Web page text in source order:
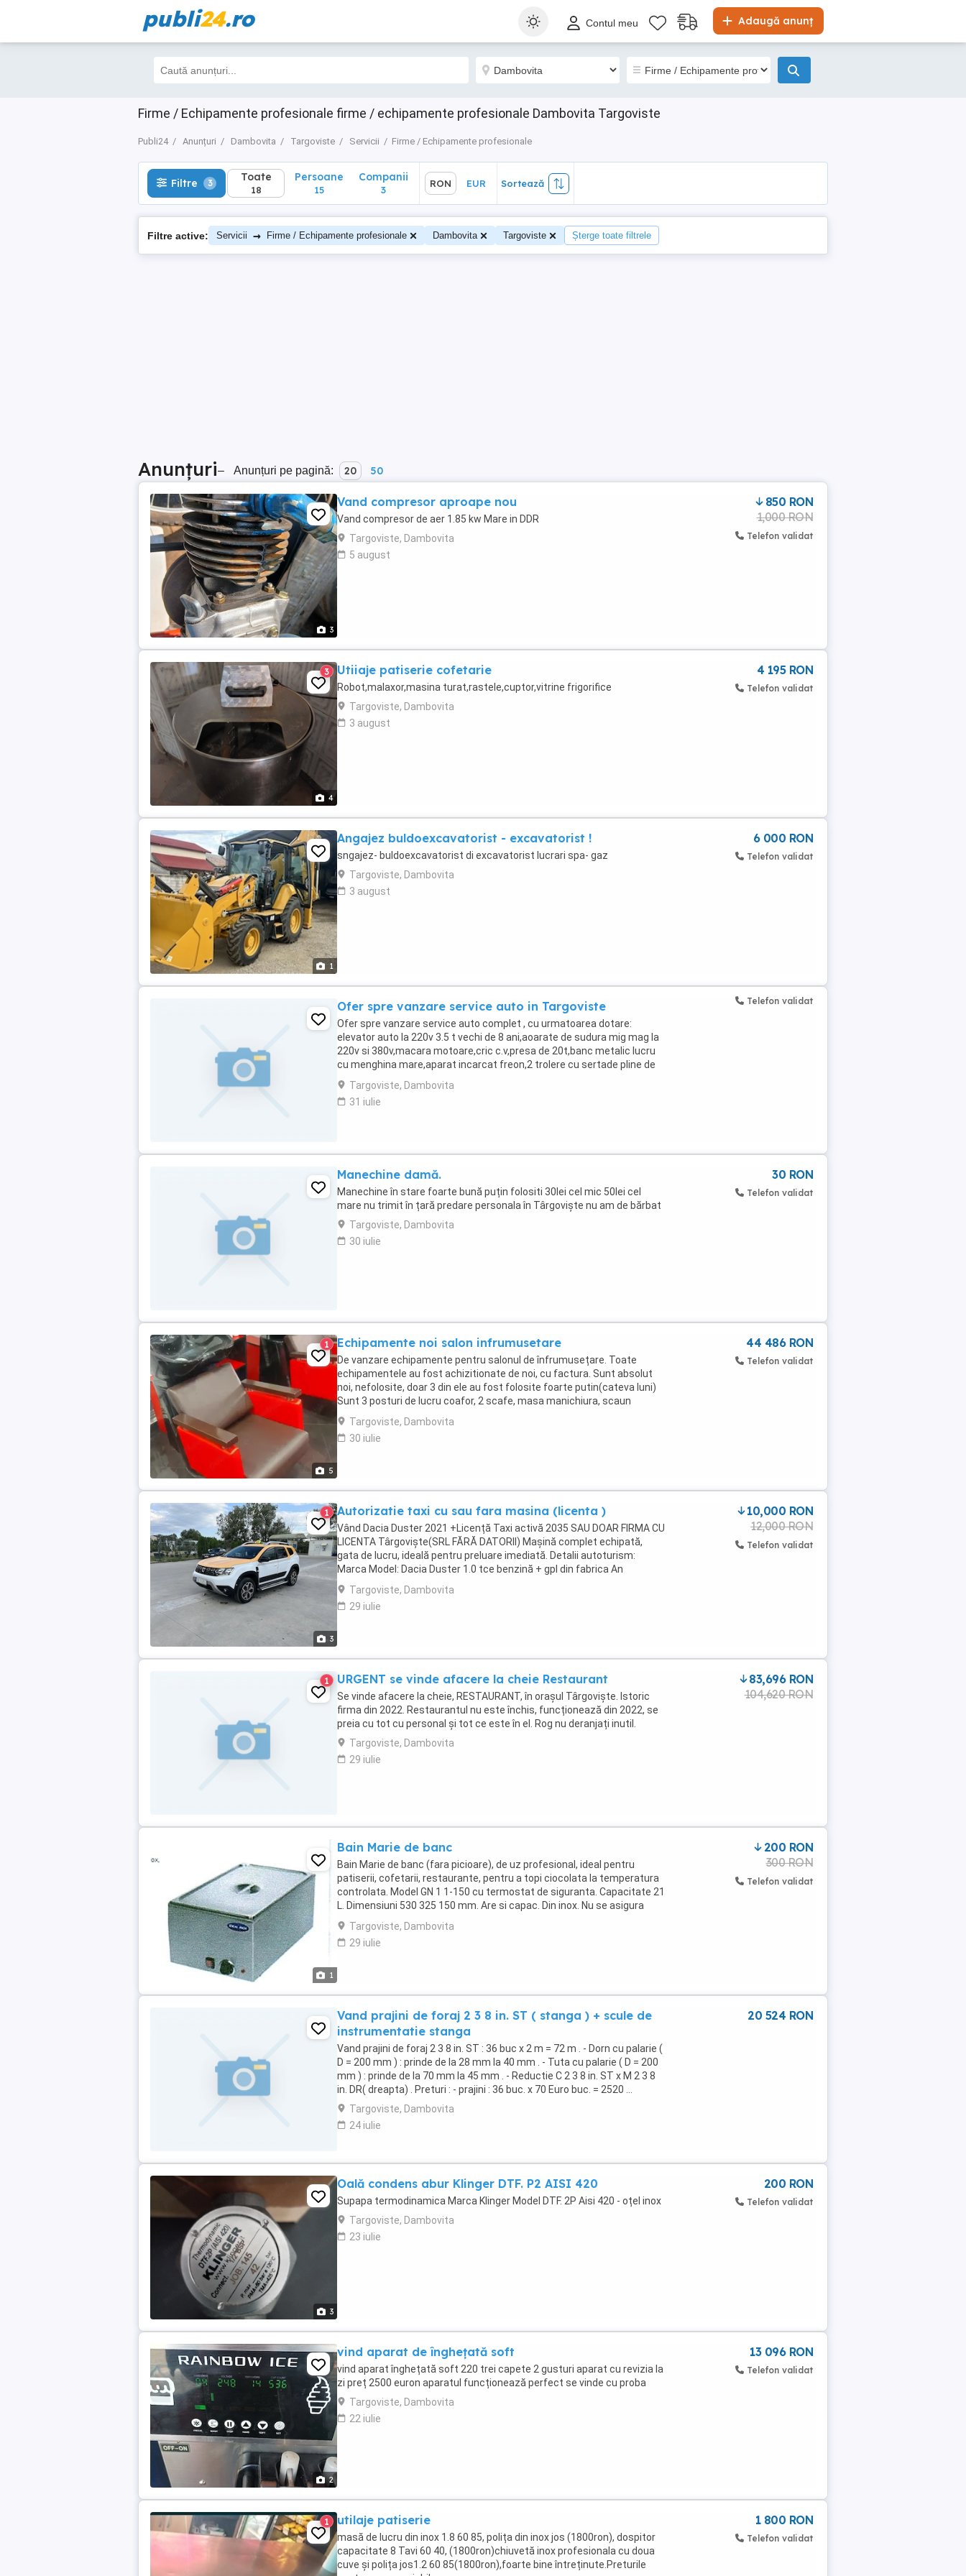
publi24.ro Adaugă anunț
Contul meu
Firme / Echipamente profesionale firme / echipamente profesionale Dambovita Targoviste
Publi24 Anunțuri Dambovita Targoviste Servicii Firme / Echipamente profesionale
Filtre 3 Toate
18
Sortează
Filtre 3 Toate
18
Persoane
15
Companii
3
RON EUR Sortează
Filtre active: Servicii → Firme / Echipamente profesionale Dambovita Targoviste Șterge toate filtrele
Anunțuri– Anunțuri pe pagină: 20 50
3
Vand compresor aproape nou
Vand compresor de aer 1.85 kw Mare in DDR
Targoviste, Dambovita
5 august
850 RON
1,000 RON
Telefon validat
4
3 Utiiaje patiserie cofetarie
Robot,malaxor,masina turat,rastele,cuptor,vitrine frigorifice
Targoviste, Dambovita
3 august
4 195 RON
Telefon validat
1
Angajez buldoexcavatorist - excavatorist !
sngajez- buldoexcavatorist di excavatorist lucrari spa- gaz
Targoviste, Dambovita
3 august
6 000 RON
Telefon validat
Ofer spre vanzare service auto in Targoviste
Ofer spre vanzare service auto complet , cu urmatoarea dotare:
elevator auto la 220v 3.5 t vechi de 8 ani,aoarate de sudura mig mag la
220v si 380v,macara motoare,cric c.v,presa de 20t,banc metalic lucru
cu menghina mare,aparat incarcat freon,2 trolere cu sertade pline de
truse si scule si multe altele. Se ...
Targoviste, Dambovita
31 iulie
Telefon validat
Manechine damă.
Manechine în stare foarte bună puțin folositi 30lei cel mic 50lei cel
mare nu trimit în țară predare personala în Târgoviște nu am de bărbat
Targoviste, Dambovita
30 iulie
30 RON
Telefon validat
5
1 Echipamente noi salon infrumusetare
De vanzare echipamente pentru salonul de înfrumusețare. Toate
echipamentele au fost achizitionate de noi, cu factura. Sunt absolut
noi, nefolosite, doar 3 din ele au fost folosite foarte putin(cateva luni)
Sunt 3 posturi de lucru coafor, 2 scafe, masa manichiura, scaun
complet pedichiura, un climazon, ...
Targoviste, Dambovita
30 iulie
44 486 RON
Telefon validat
3
1 Autorizatie taxi cu sau fara masina (licenta )
Vând Dacia Duster 2021 +Licență Taxi activă 2035 SAU DOAR FIRMA CU
LICENTA Târgoviște(SRL FĂRĂ DATORII) Mașină complet echipată,
gata de lucru, ideală pentru preluare imediată. Detalii autoturism:
Marca Model: Dacia Duster 1.0 tce benzină + gpl din fabrica An
fabricație: 2021 Editie speciala 15 ani Pachet ...
Targoviste, Dambovita
29 iulie
10,000 RON
12,000 RON
Telefon validat
1 URGENT se vinde afacere la cheie Restaurant
Se vinde afacere la cheie, RESTAURANT, în orașul Târgoviște. Istoric
firma din 2022. Restaurantul nu este închis, funcționează din 2022, se
preia cu tot cu personal și tot ce este în el. Rog nu deranjați inutil.
Targoviste, Dambovita
29 iulie
83,696 RON
104,620 RON
1
Bain Marie de banc
Bain Marie de banc (fara picioare), de uz profesional, ideal pentru
patiserii, cofetarii, restaurante, pentru a topi ciocolata la temperatura
controlata. Model GN 1 1-150 cu termostat de siguranta. Capacitate 21
L. Dimensiuni 530 325 150 mm. Are si capac. Din inox. Nu se asigura
transport. A fost cumparata ...
Targoviste, Dambovita
29 iulie
200 RON
300 RON
Telefon validat
Vand prajini de foraj 2 3 8 in. ST ( stanga ) + scule de
instrumentatie stanga
Vand prajini de foraj 2 3 8 in. ST : 36 buc x 2 m = 72 m . - Dorn cu palarie (
D = 200 mm ) : prinde de la 28 mm la 40 mm . - Tuta cu palarie ( D = 200
mm ) : prinde de la 70 mm la 45 mm . - Reductie C 2 3 8 in. ST x M 2 3 8
in. DR( dreapta) . Preturi : - prajini : 36 buc. x 70 Euro buc. = 2520 ...
Targoviste, Dambovita
24 iulie
20 524 RON
3
Oală condens abur Klinger DTF. P2 AISI 420
Supapa termodinamica Marca Klinger Model DTF. 2P Aisi 420 - oțel inox
Targoviste, Dambovita
23 iulie
200 RON
Telefon validat
2
vind aparat de înghețată soft
vind aparat înghețată soft 220 trei capete 2 gusturi aparat cu revizia la
zi preț 2500 euron aparatul funcționează perfect se vinde cu proba
Targoviste, Dambovita
22 iulie
13 096 RON
Telefon validat
1 utilaje patiserie
masă de lucru din inox 1.8 60 85, polița din inox jos (1800ron), dospitor
capacitate 8 Tavi 60 40, (1800ron)chiuvetă inox profesionala cu doua
cuve și polița jos1.2 60 85(1800ron),foarte bine întreținute.Preturile
1 800 RON
Telefon validat